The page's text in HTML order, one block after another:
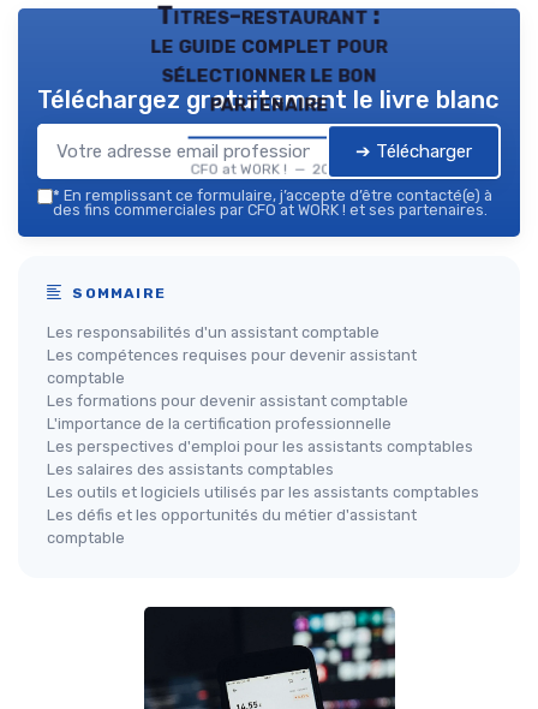
Titres-restaurant :
le guide complet pour
sélectionner le bon
partenaire
CFO at WORK ! — 2026
Téléchargez gratuitement le livre blanc
➔ Télécharger
* En remplissant ce formulaire, j’accepte d’être contacté(e) à
des fins commerciales par CFO at WORK ! et ses partenaires.
SOMMAIRE
Les responsabilités d'un assistant comptable
Les compétences requises pour devenir assistant
comptable
Les formations pour devenir assistant comptable
L'importance de la certification professionnelle
Les perspectives d'emploi pour les assistants comptables
Les salaires des assistants comptables
Les outils et logiciels utilisés par les assistants comptables
Les défis et les opportunités du métier d'assistant
comptable